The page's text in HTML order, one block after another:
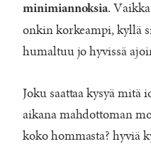
minimiannoksia.
onkin korkeampi, kyllä
humaltuu jo hyvissä
Joku saattaa kysyä mitä
aikana mahdottoman
koko hommasta? hyviä